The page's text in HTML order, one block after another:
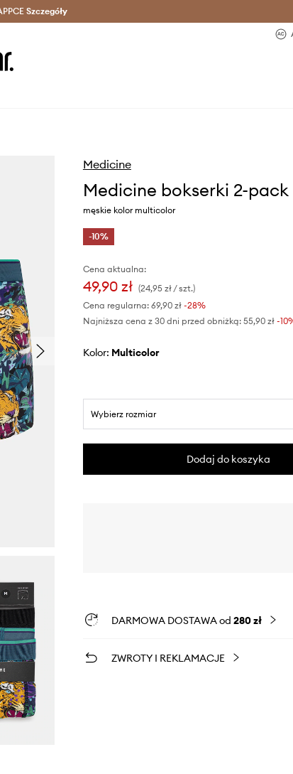
nawet w 24h >
Szczegóły
Medicine
Medicine bokserki 2-pack
męskie kolor multicolor
-10%
Cena aktualna:
49,90 zł (24,95 zł / szt.)
Cena regularna: 69,90 zł-28%
Najniższa cena z 30 dni przed obniżką: 55,90 zł -
Kolor: multicolor
Wybierz rozmiar
Dodaj do koszyka
DARMOWA DOSTAWA od 280 zł
ZWROTY I REKLAMACJE